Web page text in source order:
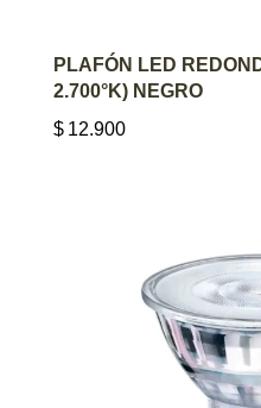
AGREGAR
PLAFÓN LED
2.700°K) NEGRO
$ 12.900